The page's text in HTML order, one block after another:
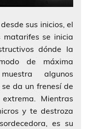
sus inicios, el
matarifes se inicia
dónde la
de máxima
algunos
se da un frenesí de
Mientras
y te destroza
es su